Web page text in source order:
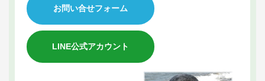
お問い合せフォーム
LINE公式アカウント